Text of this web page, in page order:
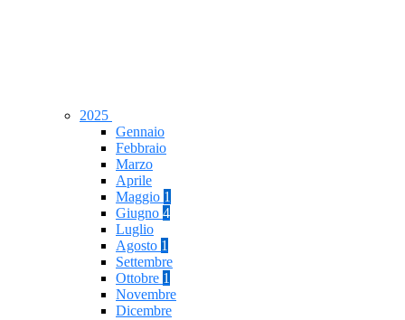
2025
Gennaio
Febbraio
Marzo
Aprile
Maggio 1
Giugno 4
Luglio
Agosto 1
Settembre
Ottobre 1
Novembre
Dicembre